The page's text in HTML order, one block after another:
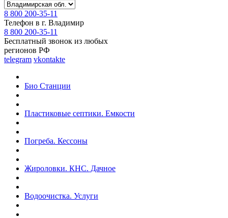
8 800 200-35-11
Телефон в г. Владимир
8 800 200-35-11
Бесплатный звонок из любых
регионов РФ
telegram vkontakte
Био Станции
Пластиковые септики. Емкости
Погреба. Кессоны
Жироловки. КНС. Дачное
Водоочистка. Услуги